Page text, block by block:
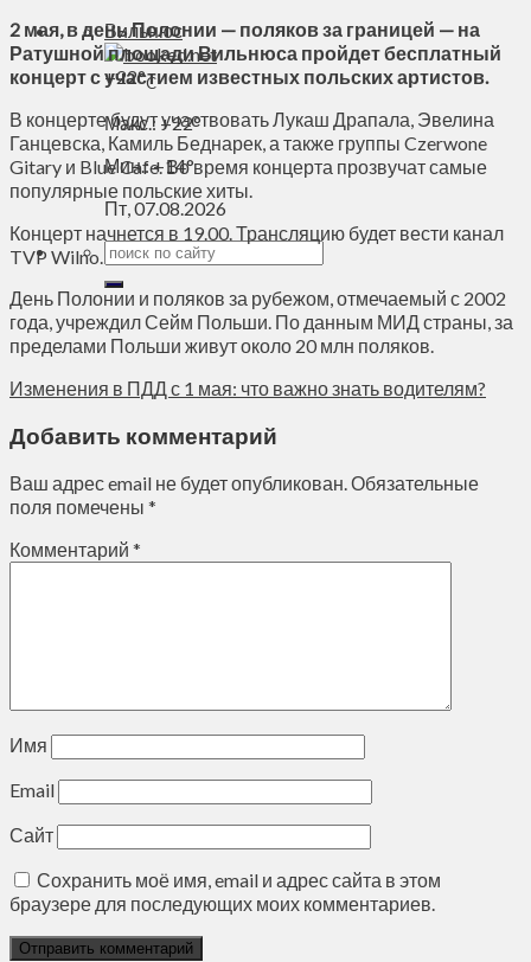
Вильнюс
+22°C
Макс.:+22°
Мин.:+14°
Пт, 07.08.2026
2 мая, в день Полонии — поляков за границей — на
Ратушной площади Вильнюса пройдет бесплатный
концерт с участием известных польских артистов.
В концерте будут участвовать Лукаш Драпала, Эвелина
Ганцевска, Камиль Беднарек, а также группы Czerwone
Gitary и Blue Cafe. Во время концерта прозвучат самые
популярные польские хиты.
Концерт начнется в 19.00. Трансляцию будет вести канал
TVP Wilno.
День Полонии и поляков за рубежом, отмечаемый с 2002
года, учреждил Сейм Польши. По данным МИД страны, за
пределами Польши живут около 20 млн поляков.
Изменения в ПДД с 1 мая: что важно знать водителям?
Добавить комментарий
Ваш адрес email не будет опубликован.Обязательные
поля помечены *
Комментарий *
Имя
Email
Сайт
Сохранить моё имя, email и адрес сайта в этом
браузере для последующих моих комментариев.